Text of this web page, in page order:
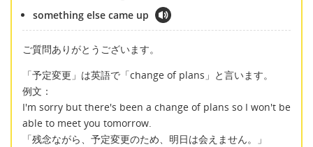
something else came up
ご質問ありがとうございます。
「予定変更」は英語で「change of plans」と言います。
例文：
I'm sorry but there's been a change of plans so I won't be
able to meet you tomorrow.
「残念ながら、予定変更のため、明日は会えません。」